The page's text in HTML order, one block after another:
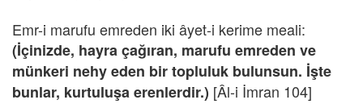
Emr-i marufu emreden iki âyet-i kerime meali:
(İçinizde, hayra çağıran, marufu emreden ve
münkeri nehy eden bir topluluk bulunsun. İşte
bunlar, kurtuluşa erenlerdir.) [Âl-i İmran 104]